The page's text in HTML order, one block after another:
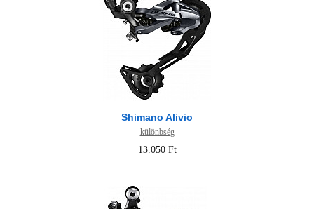
Shimano Alivio
különbség
13.050 Ft